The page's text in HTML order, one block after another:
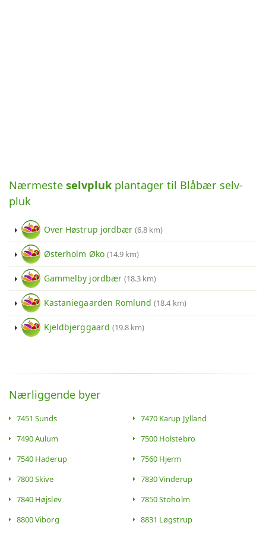
Nærmeste selvpluk plantager til Blåbær selv-
pluk
Over Høstrup jordbær(6.8 km)
Østerholm Øko (14.9 km)
Gammelby jordbær (18.3 km)
Kastaniegaarden Romlund(18.4 km)
Kjeldbjerggaard (19.8 km)
Nærliggende byer
7451 Sunds
7470 Karup Jylland
7490 Aulum
7500 Holstebro
7540 Haderup
7560 Hjerm
7800 Skive
7830 Vinderup
7840 Højslev
7850 Stoholm
8800 Viborg
8831 Løgstrup